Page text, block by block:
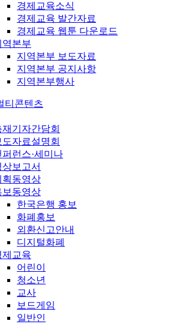
경제교육소식
경제교육 발간자료
경제교육 웹툰 다운로드
역본부
지역본부 보도자료
지역본부 공지사항
지역본부행사
티콘텐츠
재기자간담회
도자료설명회
퍼런스·세미나
상보고서
획동영상
보동영상
한국은행 홍보
화폐홍보
외환신고안내
디지털화폐
제교육
어린이
청소년
교사
보드게임
일반인